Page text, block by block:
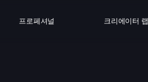
프로페셔널 크리에이터 랩